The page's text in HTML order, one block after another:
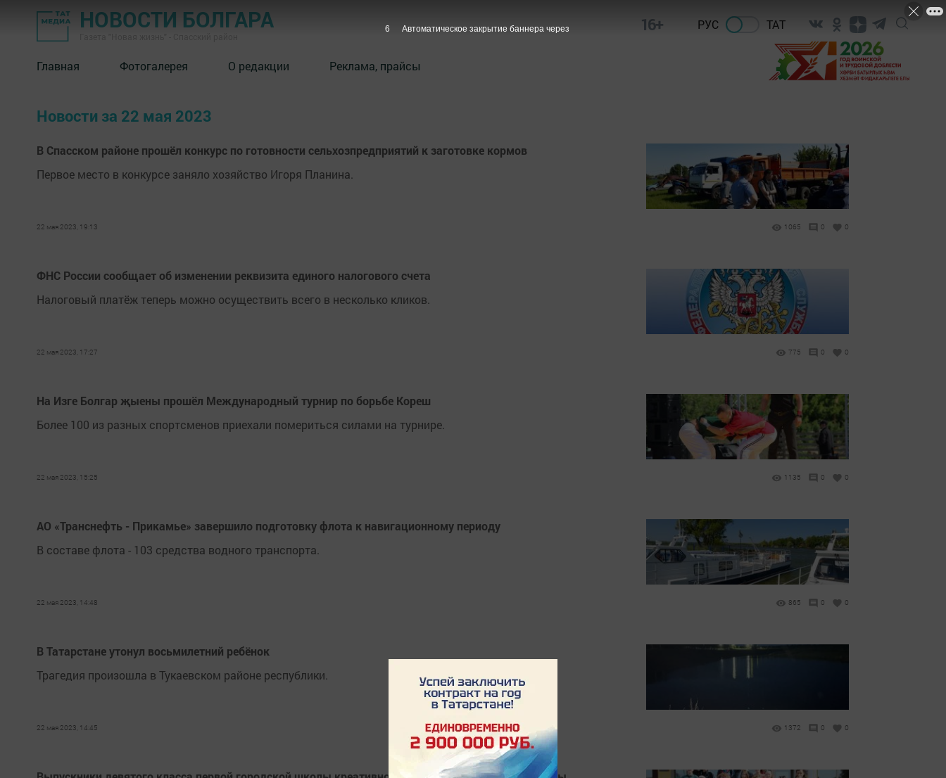
НОВОСТИ БОЛГАРА 16+ РУС ТАТ
Главная Фотогалерея О редакции Реклама, прайсы
Новости за 22 мая 2023
В Спасском районе прошёл конкурс по готовности сельхозпредприятий к заготовке кормов
Первое место в конкурсе заняло хозяйство Игоря Планина.
22 мая 2023, 19:13 1065 0 0
ФНС России сообщает об изменении реквизита единого налогового счета
Налоговый платёж теперь можно осуществить всего в несколько кликов.
22 мая 2023, 17:27 775 0 0
На Изге Болгар җыены прошёл Международный турнир по борьбе Кореш
Более 100 из разных спортсменов приехали помериться силами на турнире.
22 мая 2023, 15:25 1135 0 0
АО «Транснефть - Прикамье» завершило подготовку флота к навигационному периоду
В составе флота - 103 средства водного транспорта.
22 мая 2023, 14:48 865 0 0
В Татарстане утонул восьмилетний ребёнок
Трагедия произошла в Тукаевском районе республики.
22 мая 2023, 14:45 1372 0 0
6 Автоматическое закрытие баннера через